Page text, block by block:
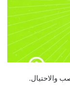
والاحتيال.